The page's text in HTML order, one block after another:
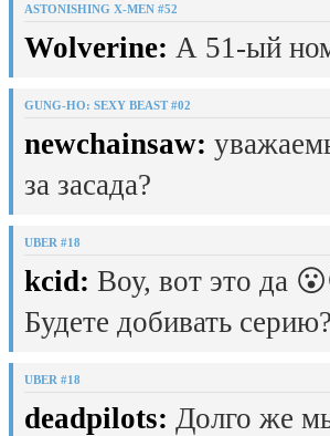
ASTONISHING X-MEN #52
Wolverine: А 51-ый
GUNG-HO: SEXY BEAST #02
newchainsaw:
за засада?
UBER #18
kcid: Воу, вот это да
Будете добивать серию?
UBER #18
deadpilots: Долго же